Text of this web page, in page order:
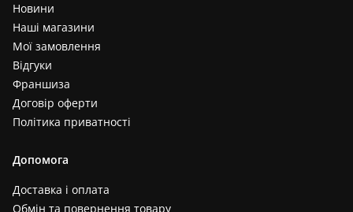
Новини
Наші магазини
Мої замовлення
Відгуки
Франшиза
Договір оферти
Політика приватності
Допомога
Доставка і оплата
Обмін та повернення товару